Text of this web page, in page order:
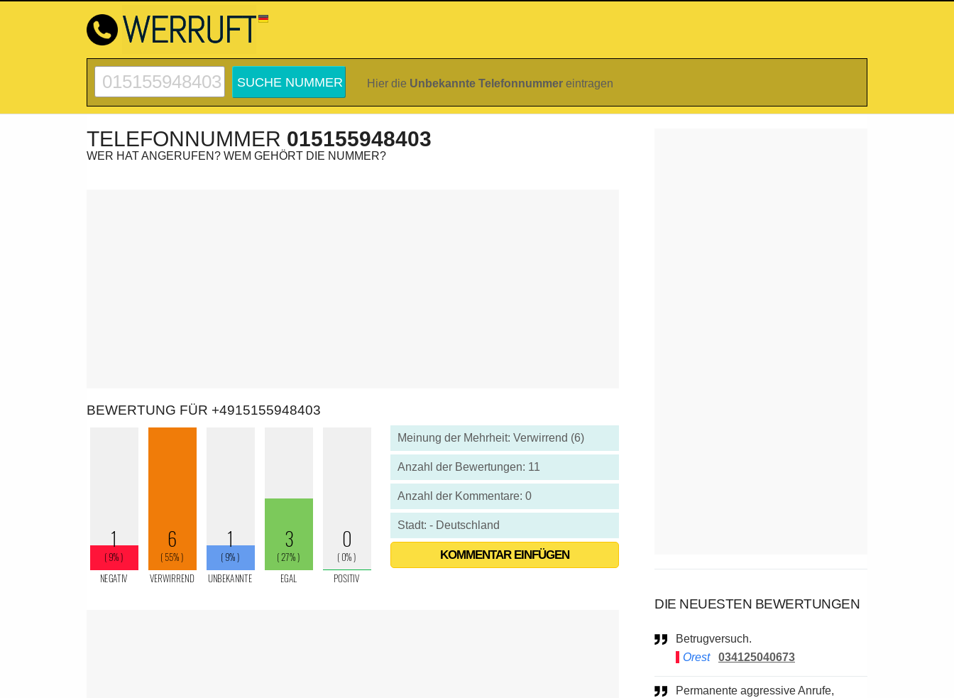
Hier die Unbekannte Telefonnummer eintragen
TELEFONNUMMER 015155948403
WER HAT ANGERUFEN? WEM GEHÖRT DIE NUMMER?
BEWERTUNG FÜR +4915155948403
Meinung der Mehrheit: Verwirrend (6)
Anzahl der Bewertungen: 11
Anzahl der Kommentare: 0
Stadt: - Deutschland
KOMMENTAR EINFÜGEN
DIE NEUESTEN BEWERTUNGEN
Betrugversuch.
Orest
034125040673
Permanente aggressive Anrufe,